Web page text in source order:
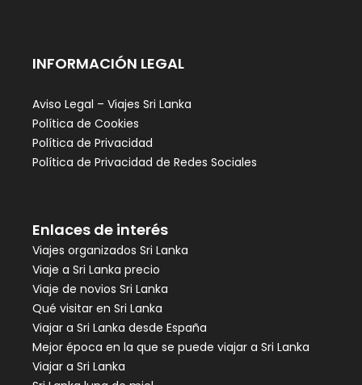
INFORMACIÓN LEGAL
Aviso Legal – Viajes Sri Lanka
Política de Cookies
Política de Privacidad
Política de Privacidad de Redes Sociales
Enlaces de interés
Viajes organizados Sri Lanka
Viaje a Sri Lanka precio
Viaje de novios Sri Lanka
Qué visitar en Sri Lanka
Viajar a Sri Lanka desde España
Mejor época en la que se puede viajar a Sri Lanka
Viajar a Sri Lanka